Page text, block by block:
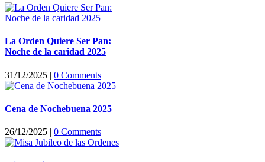
La Orden Quiere Ser Pan:
Noche de la caridad 2025
31/12/2025 | 0 Comments
Cena de Nochebuena 2025
26/12/2025 | 0 Comments